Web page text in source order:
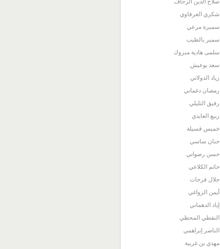
صلاح الدين الزحاف
شكري العرفاوي
سميرة مرعي
سمير بالطيب
سلمى هادية مبروك
سعد بوعيش
زياد الدولاتي
رمضان دغماني
رفيق التليلي
ربيع العابدي
خميس قسيلة
حنان ساسي
حسن رضواني
حاتم الكلاعي
جلال فرحات
أيمن الزواغي
إياد الدهماني
النفطي المحظي
الناصر إبراهمي
مهدي بن غربية